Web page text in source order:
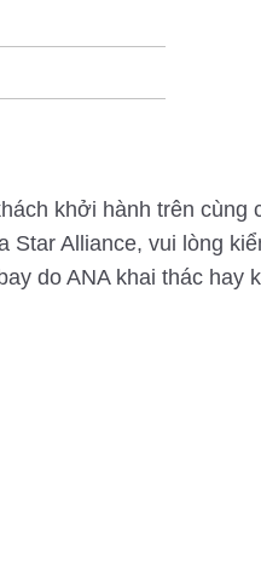
khởi hành trên cùng
Star Alliance, vui lòng
do ANA khai thác hay